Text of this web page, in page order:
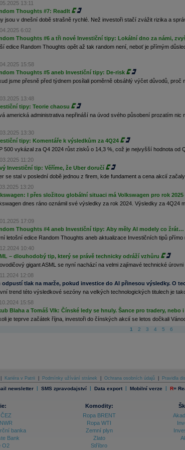
13:11
Thoughts #7: ReadIt
jsou v dnešní době strašně rychlé. Než investoři stačí zvážit rizika a
6:02
Thoughts #6 a tři nové Investiční tipy: Lokální dno za námi,
edice Random Thoughts opět až tak random není, neboť je přímým
15:58
Thoughts #5 aneb Investiční tipy: De-risk
jsme přesně před týdnem posílali poměrně obsáhlý výčet důvodů,
13:48
tipy: Teorie chaosu
americká administrativa nepřináší na úvod svého působení prozatím
13:30
tipy: Komentáře k výsledkům za 4Q24
500 vykázal za Q4 2024 růst zisků o 14,3 %, což je nejvyšší hodnota od
11:20
Investiční tip: Věříme, že Uber doručí
se stal v poslední době jednou z firem, kde fundament a cena akcií
13:20
I přes složitou globální situaci má Volkswagen pro rok
dnes ráno oznámil své výsledky za rok 2024. Výsledky za 4Q24
17:09
Thoughts #4 aneb Investiční tipy: Aby měly AI modely co žrát…
letošní edice Random Thoughts aneb aktualizace Investičních tipů
10:40
– dlouhodobý tip, který se právě technicky odráží vzhůru
gigant ASML se nyní nachází na velmi zajímavé technické
12:08
odpustí tlak na marže, pokud investice do AI přinesou výsledky. O
trend této výsledkové sezóny na velkých technologických titulech je
15:58
Blaha a Tomáš Vlk: Čínské ledy se hnuly. Šance pro tradery, nebo
je teprve začátek října, investoři do čínských akcií se letos dočkali
1 2 3 4 5 6
Kariéra v Patrii Podmínky užívání stránek Ochrana osobních údajů Pravidla
newsletter | SMS zpravodajství | Data export | Mobilní verze | R=
banka
Bank
O2
Komodity:
Ropa BRENT
Ropa WTI
Zemní plyn
Zlato
Stříbro